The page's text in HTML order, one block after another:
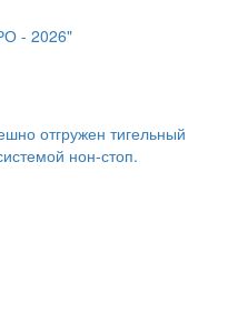
- 2026"
отгружен тигельный
нон-стоп.